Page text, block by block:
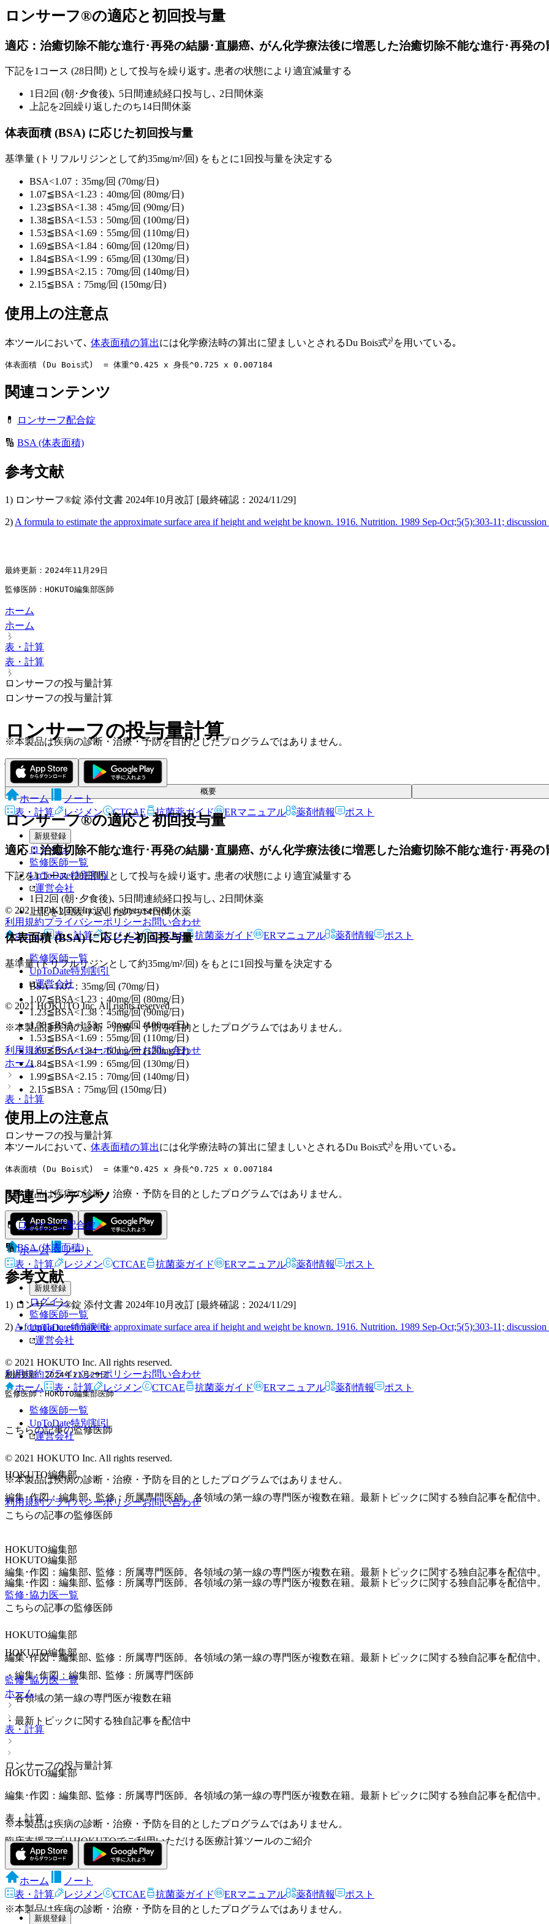
ロンサーフ®︎の適応と初回投与量
適応：治癒切除不能な進行･再発の結腸･直腸癌､ がん化学療法後に増悪した治癒切除不能な進行･再発の
下記を1コース (28日間) として投与を繰り返す｡ 患者の状態により適宜減量する
1日2回 (朝･夕食後)､ 5日間連続経口投与し､ 2日間休薬
上記を2回繰り返したのち14日間休薬
体表面積 (BSA) に応じた初回投与量
基準量 (トリフルリジンとして約35mg/m²/回) をもとに1回投与量を決定する
BSA<1.07：35mg/回 (70mg/日)
1.07≦BSA<1.23：40mg/回 (80mg/日)
1.23≦BSA<1.38：45mg/回 (90mg/日)
1.38≦BSA<1.53：50mg/回 (100mg/日)
1.53≦BSA<1.69：55mg/回 (110mg/日)
1.69≦BSA<1.84：60mg/回 (120mg/日)
1.84≦BSA<1.99：65mg/回 (130mg/日)
1.99≦BSA<2.15：70mg/回 (140mg/日)
2.15≦BSA：75mg/回 (150mg/日)
使用上の注意点
本ツールにおいて､ 体表面積の算出には化学療法時の算出に望ましいとされるDu Bois式²⁾を用いている｡
体表面積 (Du Bois式)  = 体重^0.425 x 身長^0.725 x 0.007184
関連コンテンツ
💊 ロンサーフ配合錠
🔢 BSA (体表面積)
参考文献
1) ロンサーフ®︎錠 添付文書 2024年10月改訂 [最終確認：2024/11/29]
2) A formula to estimate the approximate surface area if height and weight be known. 1916. Nutrition. 1989 Sep-Oct;5(5):303-11;
最終更新：2024年11月29日
監修医師：HOKUTO編集部医師
ホーム
表・計算
ロンサーフの投与量計算
※本製品は疾病の診断・治療・予防を目的としたプログラムではありません。
ホーム
ノート
表・計算
レジメン CTCAE 抗菌薬ガイド ERマニュアル 薬剤情報 ポスト
新規登録
ログイン
監修医師一覧
UpToDate特別割引
運営会社
© 2021 HOKUTO Inc. All rights reserved.
利用規約プライバシーポリシーお問い合わせ
ホーム
表・計算 レジメン CTCAE 抗菌薬ガイド ERマニュアル 薬剤情報 ポスト
監修医師一覧
UpToDate特別割引
運営会社
© 2021 HOKUTO Inc. All rights reserved.
※本製品は疾病の診断・治療・予防を目的としたプログラムではありません。
利用規約プライバシーポリシーお問い合わせ
ホーム
表・計算
ロンサーフの投与量計算
※本製品は疾病の診断・治療・予防を目的としたプログラムではありません。
ホーム
ノート
表・計算
レジメン CTCAE 抗菌薬ガイド ERマニュアル 薬剤情報 ポスト
新規登録
ログイン
監修医師一覧
UpToDate特別割引
運営会社
© 2021 HOKUTO Inc. All rights reserved.
利用規約プライバシーポリシーお問い合わせ
ホーム
表・計算 レジメン CTCAE 抗菌薬ガイド ERマニュアル 薬剤情報 ポスト
監修医師一覧
UpToDate特別割引
運営会社
© 2021 HOKUTO Inc. All rights reserved.
※本製品は疾病の診断・治療・予防を目的としたプログラムではありません。
利用規約プライバシーポリシーお問い合わせ
こちらの記事の監修医師
HOKUTO編集部
編集･作図：編集部､ 監修：所属専門医師。各領域の第一線の専門医が複数在籍。最新トピックに関する独自記事を配信中。
HOKUTO編集部
編集･作図：編集部､ 監修：所属専門医師。各領域の第一線の専門医が複数在籍。最新トピックに関する独自記事を配信中。
監修･協力医一覧
ホーム
表・計算
ロンサーフの投与量計算
※本製品は疾病の診断・治療・予防を目的としたプログラムではありません。
ホーム
ノート
表・計算
レジメン CTCAE 抗菌薬ガイド ERマニュアル 薬剤情報 ポスト
新規登録
ホーム
表・計算
ロンサーフの投与量計算
ロンサーフの投与量計算
体表面積による初回基準量の計算
2024年11月29日
更新
概要
ロンサーフ®︎の適応と初回投与量
適応：治癒切除不能な進行･再発の結腸･直腸癌､ がん化学療法後に増悪した治癒切除不能な進行･再発の
下記を1コース (28日間) として投与を繰り返す｡ 患者の状態により適宜減量する
1日2回 (朝･夕食後)､ 5日間連続経口投与し､ 2日間休薬
上記を2回繰り返したのち14日間休薬
体表面積 (BSA) に応じた初回投与量
基準量 (トリフルリジンとして約35mg/m²/回) をもとに1回投与量を決定する
BSA<1.07：35mg/回 (70mg/日)
1.07≦BSA<1.23：40mg/回 (80mg/日)
1.23≦BSA<1.38：45mg/回 (90mg/日)
1.38≦BSA<1.53：50mg/回 (100mg/日)
1.53≦BSA<1.69：55mg/回 (110mg/日)
1.69≦BSA<1.84：60mg/回 (120mg/日)
1.84≦BSA<1.99：65mg/回 (130mg/日)
1.99≦BSA<2.15：70mg/回 (140mg/日)
2.15≦BSA：75mg/回 (150mg/日)
使用上の注意点
本ツールにおいて､ 体表面積の算出には化学療法時の算出に望ましいとされるDu Bois式²⁾を用いている｡
体表面積 (Du Bois式)  = 体重^0.425 x 身長^0.725 x 0.007184
関連コンテンツ
💊ロンサーフ配合錠
🔢BSA (体表面積)
参考文献
1) ロンサーフ®︎錠 添付文書 2024年10月改訂 [最終確認：2024/11/29]
2) A formula to estimate the approximate surface area if height and weight be known. 1916. Nutrition. 1989 Sep-Oct;5(5):303-11;
最終更新：2024年11月29日
監修医師：HOKUTO編集部医師
こちらの記事の監修医師
HOKUTO編集部
編集･作図：編集部､ 監修：所属専門医師。各領域の第一線の専門医が複数在籍。最新トピックに関する独自記事を配信中。
HOKUTO編集部
編集･作図：編集部､ 監修：所属専門医師。各領域の第一線の専門医が複数在籍。最新トピックに関する独自記事を配信中。
監修･協力医一覧
こちらの記事の監修医師
HOKUTO編集部
・編集･作図：編集部､ 監修：所属専門医師
・各領域の第一線の専門医が複数在籍
・ 最新トピックに関する独自記事を配信中
HOKUTO編集部
編集･作図：編集部､ 監修：所属専門医師。各領域の第一線の専門医が複数在籍。最新トピックに関する独自記事を配信中。
表・計算
臨床支援アプリHOKUTOでご利用いただける医療計算ツールのご紹介
※本製品は疾病の診断・治療・予防を目的としたプログラムではありません。